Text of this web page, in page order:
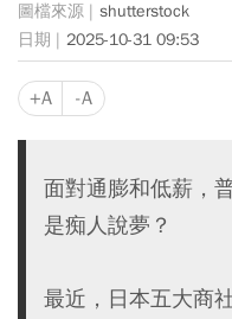
shutterstock
2025-10-31 09:53
+A -A
面對通膨和低薪，
是痴人說夢？
最近，日本五大商